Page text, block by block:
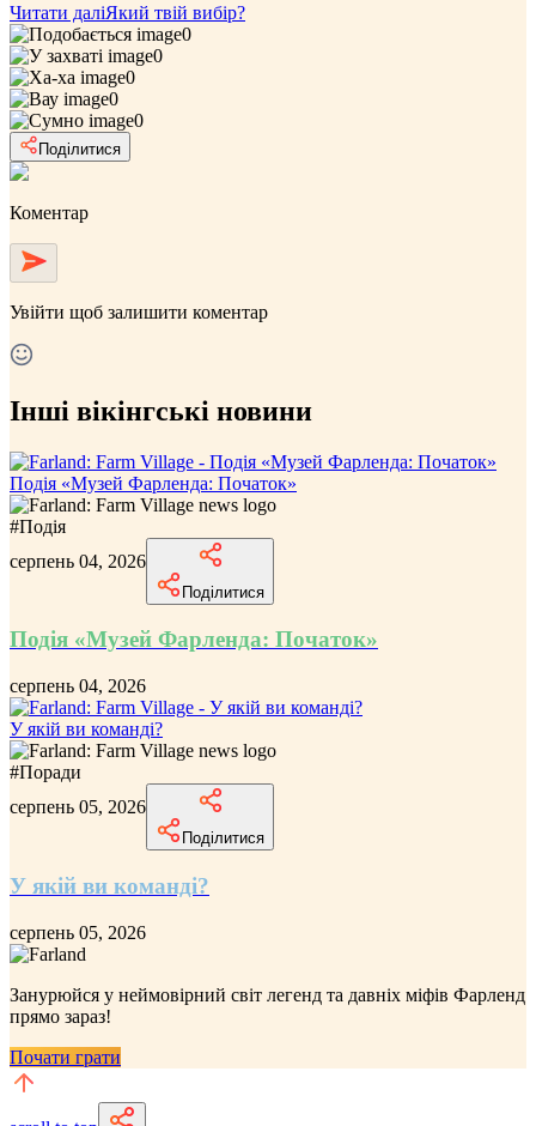
Читати даліЯкий твій вибір?
0
0
0
0
0
Поділитися
Коментар
Увійти щоб залишити коментар
Інші вікінгські новини
Подія «Музей Фарленда: Початок»
#Подія
серпень 04, 2026
Поділитися
Подія «Музей Фарленда: Початок»
серпень 04, 2026
У якій ви команді?
#Поради
серпень 05, 2026
Поділитися
У якій ви команді?
серпень 05, 2026
Занурюйся у неймовірний світ легенд та давніх міфів Фарленд
прямо зараз!
Почати грати